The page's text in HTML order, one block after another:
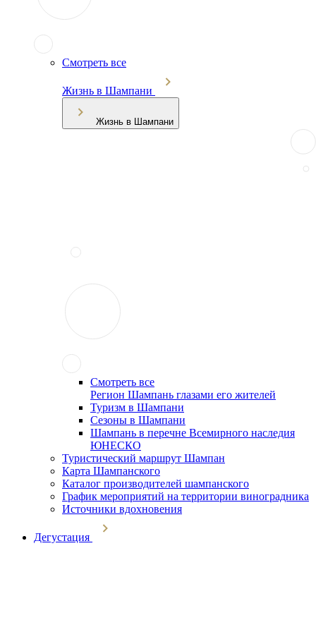
Смотреть все
Жизнь в Шампани
Жизнь в Шампани
Смотреть все
Регион Шампань глазами его жителей
Туризм в Шампани
Сезоны в Шампани
Шампань в перечне Всемирного наследия
ЮНЕСКО
Туристический маршрут Шампан
Карта Шампанского
Каталог производителей шампанского
График мероприятий на территории виноградника
Источники вдохновения
Дегустация